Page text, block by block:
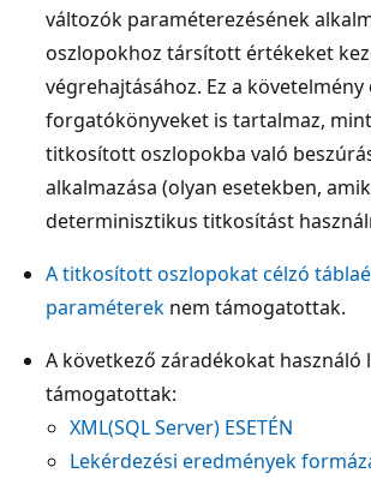
változók paraméterezésének
oszlopokhoz társított értékeket
végrehajtásához. Ez a követelmény
forgatókönyveket is tartalmaz,
titkosított oszlopokba való
alkalmazása (olyan esetekben,
determinisztikus titkosítást
A titkosított oszlopokat célzó
paraméterek nem támogatottak.
A következő záradékokat használó
támogatottak:
XML(SQL Server) ESETÉN
Lekérdezési eredmények